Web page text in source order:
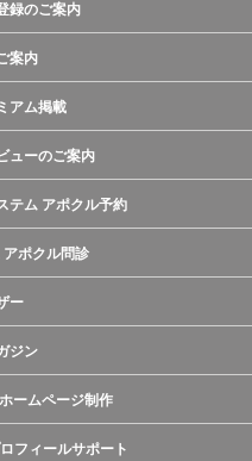
録のご案内
案内
アム掲載
ューのご案内
テム アポクル予約
ポクル問診
ー
ジン
ームページ制作
フィールサポート